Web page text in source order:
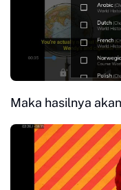
Maka hasilnya